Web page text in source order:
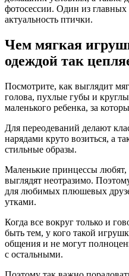
фотосессии. Один из
актуальность птички.
Чем мягкая
одеждой так
Посмотрите, как выглядит
голова, пухлые губы и
маленького ребенка, за
Для переодеваний делают
нарядами круто возиться, а
стильные образы.
Маленькие принцессы
выглядят неотразимо.
для любимых плюшевых
утками.
Когда все вокруг только и
быть тем, у кого такой
общения и не могут
с остальными.